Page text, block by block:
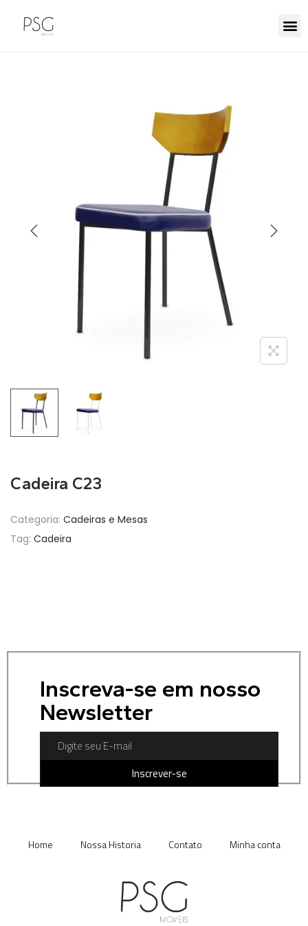
Cadeira C23
Categoria: Cadeiras e Mesas
Tag: Cadeira
Inscreva-se em nosso
Newsletter
Inscrever-se
Home Nossa Historia Contato Minha conta